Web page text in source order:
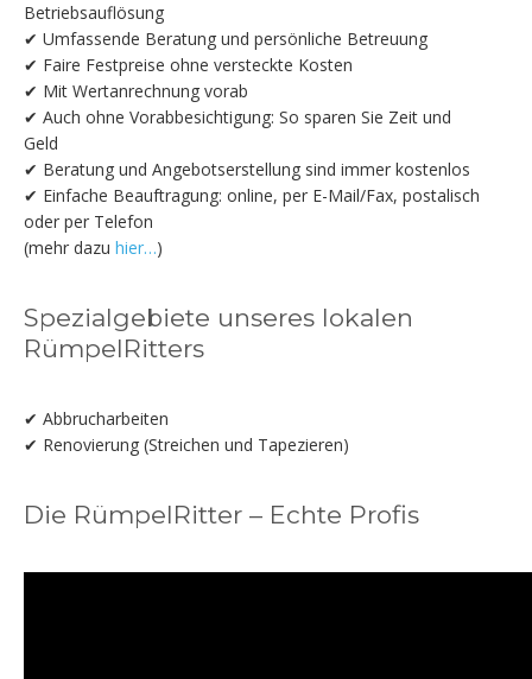
Betriebsauflösung
✔ Umfassende Beratung und persönliche Betreuung
✔ Faire Festpreise ohne versteckte Kosten
✔ Mit Wertanrechnung vorab
✔ Auch ohne Vorabbesichtigung: So sparen Sie Zeit und
Geld
✔ Beratung und Angebotserstellung sind immer kostenlos
✔ Einfache Beauftragung: online, per E-Mail/Fax, postalisch
oder per Telefon
(mehr dazu hier…)
Spezialgebiete unseres lokalen
RümpelRitters
✔ Abbrucharbeiten
✔ Renovierung (Streichen und Tapezieren)
Die RümpelRitter – Echte Profis